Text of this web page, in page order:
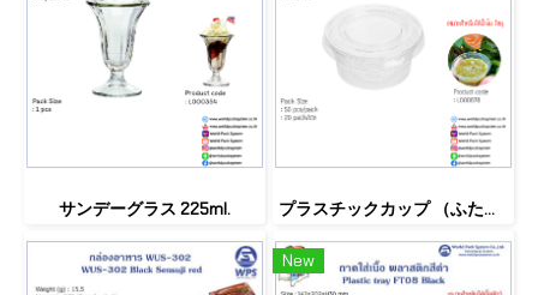
サンデーグラス 225ml. プラスチックカップ （ふた付）2oz.
New